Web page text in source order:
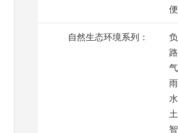
自然生态环境系列：